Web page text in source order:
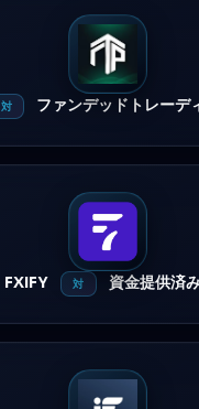
対 ファンデッドトレーデ
FXIFY 対 資金提供済